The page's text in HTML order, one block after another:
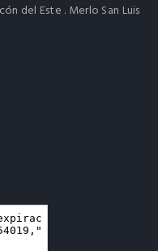
del Este . Merlo San Luis